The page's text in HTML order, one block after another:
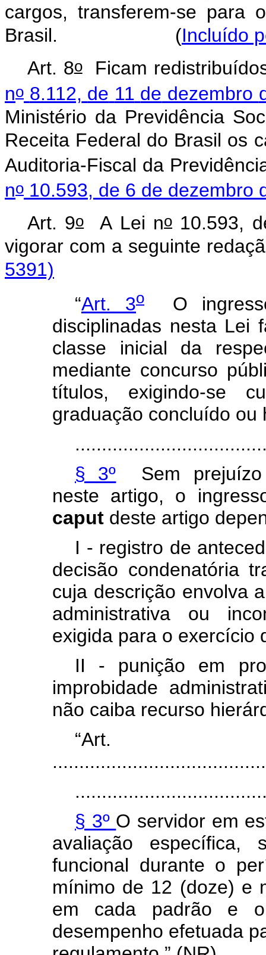
cargos, transferem-se para
Brasil. (Incluído
Art. 8o Ficam
no 8.112, de 11 de dezembro
Ministério da Previdência
Receita Federal do Brasil os
Auditoria-Fiscal da
no 10.593, de 6 de dezembro
Art. 9o A Lei no 10.593,
vigorar com a seguinte
5391)
“Art. 3o O
disciplinadas nesta Lei
classe
inicial da
mediante concurso
títulos,
exigindo-se
graduação concluído ou
§ 3º
Sem
prejuízo
neste artigo, o
caput deste artigo
I - registro de
decisão condenatória
cuja descrição envolva a
administrativa
ou
exigida para o exercício
II
- punição em
improbidade
não caiba recurso
“Art.
§ 3º O servidor em
avaliação
específica,
funcional durante o
mínimo de 12 (doze) e
em
cada padrão e
o
desempenho efetuada